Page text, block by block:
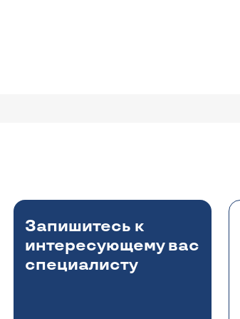
Запишитесь к
интересующему вас
специалисту